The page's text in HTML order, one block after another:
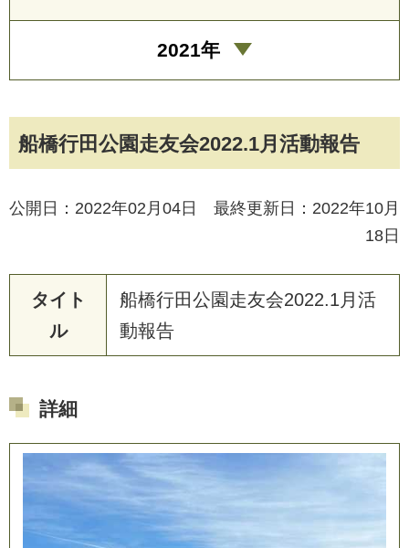
船橋行田公園走友会2022.1月活動報告
公開日：2022年02月04日 最終更新日：2022年10月
18日
タイト
ル
船橋行田公園走友会2022.1 月 活
動報告
詳細
2021年